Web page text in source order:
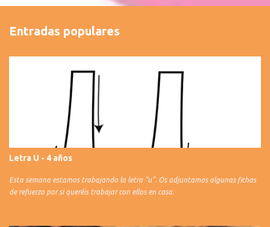
Entradas populares
Letra U - 4 años
Esta semana estamos trabajando la letra "u". Os adjuntamos algunas fichas
de refuerzo por si queréis trabajar con ellos en casa.